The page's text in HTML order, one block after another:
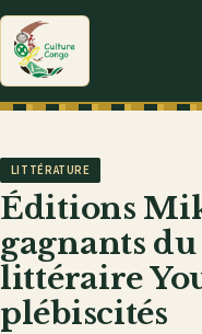
LITTÉRATURE
Éditions
gagnants
littéraire
plébiscités